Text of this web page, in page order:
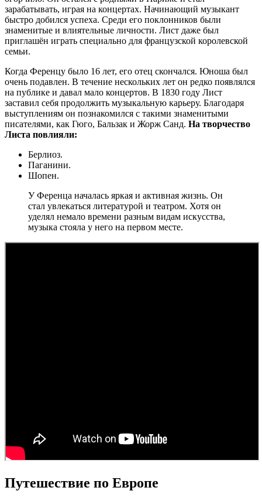
зарабатывать, играя на концертах. Начинающий музыкант
быстро добился успеха. Среди его поклонников были
знаменитые и влиятельные личности. Лист даже был
приглашён играть специально для французской королевской
семьи.
Когда Ференцу было 16 лет, его отец скончался. Юноша был
очень подавлен. В течение нескольких лет он редко появлялся
на публике и давал мало концертов. В 1830 году Лист
заставил себя продолжить музыкальную карьеру. Благодаря
выступлениям он познакомился с такими знаменитыми
писателями, как Гюго, Бальзак и Жорж Санд. На творчество
Листа повлияли:
Берлиоз.
Паганини.
Шопен.
У Ференца началась яркая и активная жизнь. Он
стал увлекаться литературой и театром. Хотя он
уделял немало времени разным видам искусства,
музыка стояла у него на первом месте.
Путешествие по Европе